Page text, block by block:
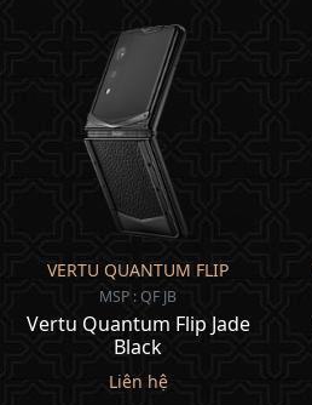
VERTU QUANTUM FLIP
MSP : QF JB
Vertu Quantum Flip Jade
Black
Liên hệ